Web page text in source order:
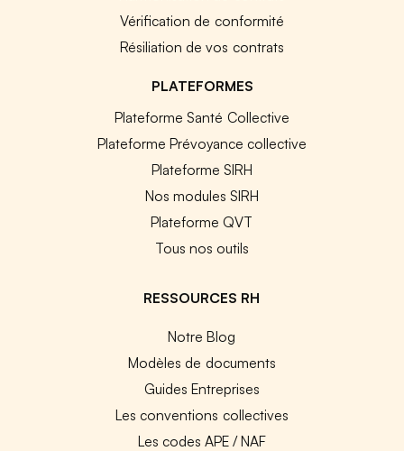
Vérification de conformité
Résiliation de vos contrats
PLATEFORMES
Plateforme Santé Collective
Plateforme Prévoyance collective
Plateforme SIRH
Nos modules SIRH
Plateforme QVT
Tous nos outils
RESSOURCES RH
Notre Blog
Modèles de documents
Guides Entreprises
Les conventions collectives
Les codes APE / NAF